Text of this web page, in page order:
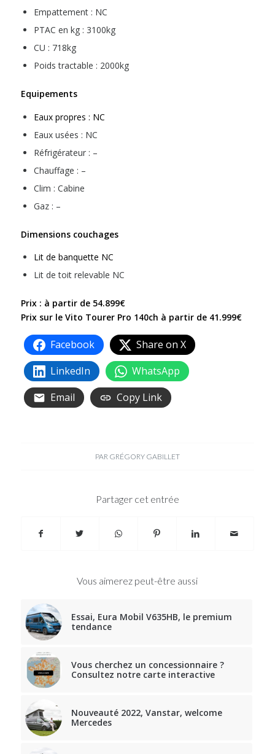
Empattement : NC
PTAC en kg : 3100kg
CU : 718kg
Poids tractable : 2000kg
Equipements
Eaux propres : NC
Eaux usées : NC
Réfrigérateur : –
Chauffage : –
Clim : Cabine
Gaz : –
Dimensions couchages
Lit de banquette NC
Lit de toit relevable NC
Prix : à partir de 54.899€
Prix sur le Vito Tourer Pro 140ch à partir de 41.999€
Facebook
Share on X
LinkedIn
WhatsApp
Email
Copy Link
PAR GRÉGORY GABILLET
Partager cet entrée
Vous aimerez peut-être aussi
Essai, Eura Mobil V635HB, le premium
tendance
Vous cherchez un concessionnaire ?
Consultez notre carte interactive
Nouveauté 2022, Vanstar, welcome
Mercedes